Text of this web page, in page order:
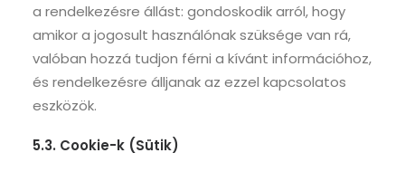
a rendelkezésre állást: gondoskodik arról, hogy
amikor a jogosult használónak szüksége van rá,
valóban hozzá tudjon férni a kívánt információhoz,
és rendelkezésre álljanak az ezzel kapcsolatos
eszközök.
5.3. Cookie-k (Sütik)